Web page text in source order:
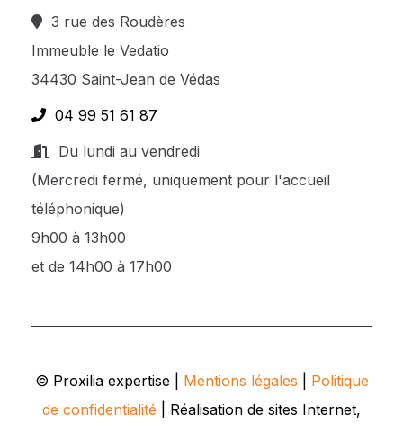
3 rue des Roudères
Immeuble le Vedatio
34430 Saint-Jean de Védas
04 99 51 61 87
Du lundi au vendredi
(Mercredi fermé, uniquement pour l'accueil
téléphonique)
9h00 à 13h00
et de 14h00 à 17h00
© Proxilia expertise | Mentions légales
Politique
de confidentialité | Réalisation de sites Internet,